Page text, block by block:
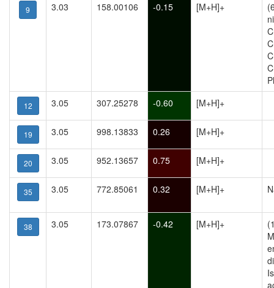
9 3.03 158.00106 -0.15 [M+H]+
12 3.05 307.25278 -0.60 [M+H]+
19 3.05 998.13833 0.26 [M+H]+
20 3.05 952.13657 0.75 [M+H]+
35 3.05 772.85061 0.32 [M+H]+
38 3.05 173.07867 -0.42 [M+H]+